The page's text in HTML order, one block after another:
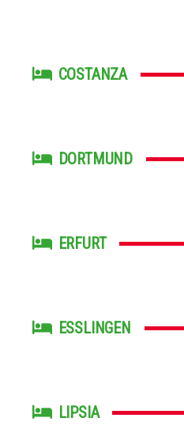
COSTANZA
DORTMUND
ERFURT
ESSLINGEN
LIPSIA